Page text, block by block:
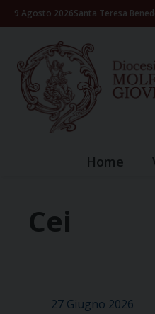
Skip9 Agosto 2026Santa Teresa
Home
Cei
27 Giugno 2026